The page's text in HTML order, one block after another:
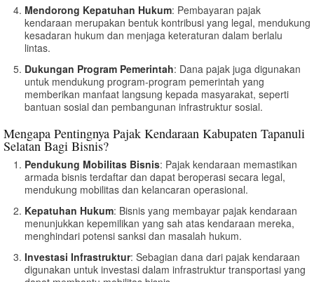
Mendorong Kepatuhan Hukum: Pembayaran pajak
kendaraan merupakan bentuk kontribusi yang legal, mendukung
kesadaran hukum dan menjaga keteraturan dalam berlalu
lintas.
Dukungan Program Pemerintah: Dana pajak juga digunakan
untuk mendukung program-program pemerintah yang
memberikan manfaat langsung kepada masyarakat, seperti
bantuan sosial dan pembangunan infrastruktur sosial.
Mengapa Pentingnya Pajak Kendaraan Kabupaten Tapanuli
Selatan Bagi Bisnis?
Pendukung Mobilitas Bisnis: Pajak kendaraan memastikan
armada bisnis terdaftar dan dapat beroperasi secara legal,
mendukung mobilitas dan kelancaran operasional.
Kepatuhan Hukum: Bisnis yang membayar pajak kendaraan
menunjukkan kepemilikan yang sah atas kendaraan mereka,
menghindari potensi sanksi dan masalah hukum.
Investasi Infrastruktur: Sebagian dana dari pajak kendaraan
digunakan untuk investasi dalam infrastruktur transportasi yang